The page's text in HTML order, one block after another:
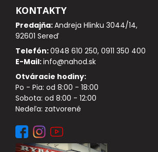
KONTAKTY
Predajňa:Andreja Hlinku 3044/14,
92601 Sereď
Telefón:0948 610 250, 0911 350 400
E-Mail:info@nahod.sk
Otváracie hodiny:
Po - Pia: od 8:00 - 18:00
Sobota: od 8:00 - 12:00
Nedeľa: zatvorené
NAVIJAKY
PREDNÁ BRZDA
BAITRUNNER
MULTIPLIKÁTORY
NÁHRADNÉ CIEVKY